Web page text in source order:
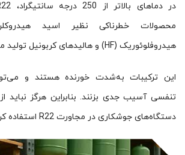
هیدروفلوئوریک (HF) و هالیدهای کربونیل تولید می‌کند.
این ترکیبات به‌شدت خورنده هستند و
تنفسی آسیب جدی بزنند. بنابراین هرگز نباید
دستگاه‌های جوشکاری در مجاورت R22 استفاده کرد.